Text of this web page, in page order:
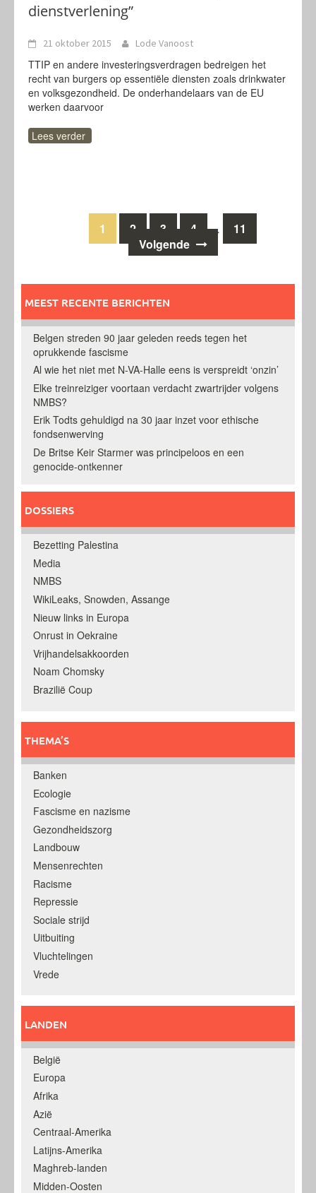
dienstverlening”
21 oktober 2015 Lode Vanoost
TTIP en andere investeringsverdragen bedreigen het
recht van burgers op essentiële diensten zoals drinkwater
en volksgezondheid. De onderhandelaars van de EU
werken daarvoor
Lees verder
Berichten
1 2 3 4 …
11
Volgende
MEEST RECENTE BERICHTEN
Belgen streden 90 jaar geleden reeds tegen het
oprukkende fascisme
Al wie het niet met N-VA-Halle eens is verspreidt ‘onzin’
Elke treinreiziger voortaan verdacht zwartrijder volgens
NMBS?
Erik Todts gehuldigd na 30 jaar inzet voor ethische
fondsenwerving
De Britse Keir Starmer was principeloos en een
genocide-ontkenner
DOSSIERS
Bezetting Palestina
Media
NMBS
WikiLeaks, Snowden, Assange
Nieuw links in Europa
Onrust in Oekraine
Vrijhandelsakkoorden
Noam Chomsky
Brazilië Coup
THEMA’S
Banken
Ecologie
Fascisme en nazisme
Gezondheidszorg
Landbouw
Mensenrechten
Racisme
Repressie
Sociale strijd
Uitbuiting
Vluchtelingen
Vrede
LANDEN
België
Europa
Afrika
Azië
Centraal-Amerika
Latijns-Amerika
Maghreb-landen
Midden-Oosten